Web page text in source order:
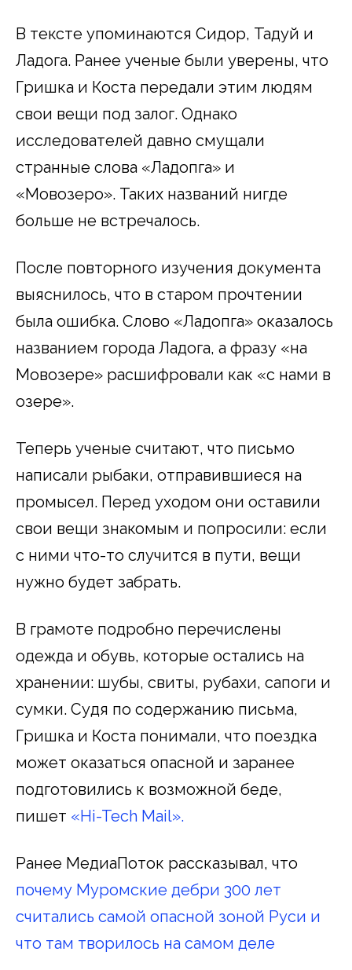
В тексте упоминаются Сидор, Тадуй и
Ладога. Ранее ученые были уверены, что
Гришка и Коста передали этим людям
свои вещи под залог. Однако
исследователей давно смущали
странные слова «Ладопга» и
«Мовозеро». Таких названий нигде
больше не встречалось.
После повторного изучения документа
выяснилось, что в старом прочтении
была ошибка. Слово «Ладопга» оказалось
названием города Ладога, а фразу «на
Мовозере» расшифровали как «с нами в
озере».
Теперь ученые считают, что письмо
написали рыбаки, отправившиеся на
промысел. Перед уходом они оставили
свои вещи знакомым и попросили: если
с ними что-то случится в пути, вещи
нужно будет забрать.
В грамоте подробно перечислены
одежда и обувь, которые остались на
хранении: шубы, свиты, рубахи, сапоги и
сумки. Судя по содержанию письма,
Гришка и Коста понимали, что поездка
может оказаться опасной и заранее
подготовились к возможной беде,
пишет «Hi-Tech Mail».
Ранее МедиаПоток рассказывал, что
почему Муромские дебри 300 лет
считались самой опасной зоной Руси и
что там творилось на самом деле